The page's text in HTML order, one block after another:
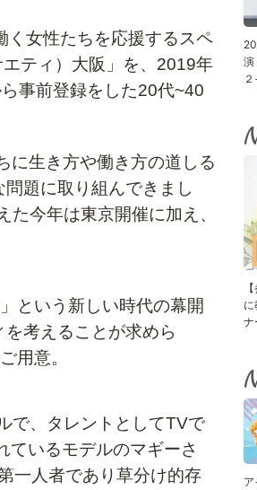
く女性たちを応援するスペ
ティ）大阪」を、2019年
事前登録をした20代~40
に生き方や働き方の道しる
題に取り組んできまし
た今年は東京開催に加え、
」という新しい時代の幕開
考えることが求めら
用意。
、 タレントとしてTVで
ているモデルのマギーさ
一人者であり草分け的存
演
ナ
ア